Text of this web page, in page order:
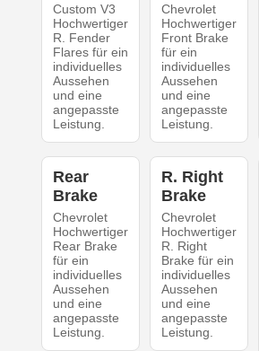
Custom V3
Hochwertiger
R. Fender
Flares für ein
individuelles
Aussehen
und eine
angepasste
Leistung.
Chevrolet
Hochwertiger
Front Brake
für ein
individuelles
Aussehen
und eine
angepasste
Leistung.
Rear
Brake
Chevrolet
Hochwertiger
Rear Brake
für ein
individuelles
Aussehen
und eine
angepasste
Leistung.
R. Right
Brake
Chevrolet
Hochwertiger
R. Right
Brake für ein
individuelles
Aussehen
und eine
angepasste
Leistung.